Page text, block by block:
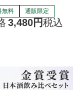
無料 通販限定
3,480 税込